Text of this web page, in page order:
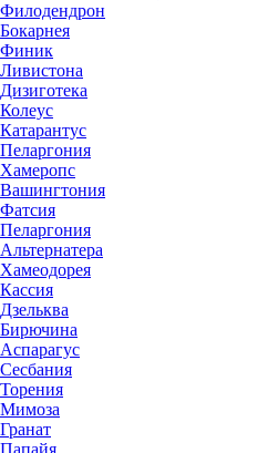
Филодендрон
Бокарнея
Финик
Ливистона
Дизиготека
Колеус
Катарантус
Пеларгония
Хамеропс
Вашингтония
Фатсия
Пеларгония
Альтернатера
Хамеодорея
Кассия
Дзельква
Бирючина
Аспарагус
Сесбания
Торения
Мимоза
Гранат
Папайя